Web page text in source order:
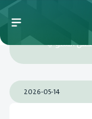
السنوي
2026-05-14